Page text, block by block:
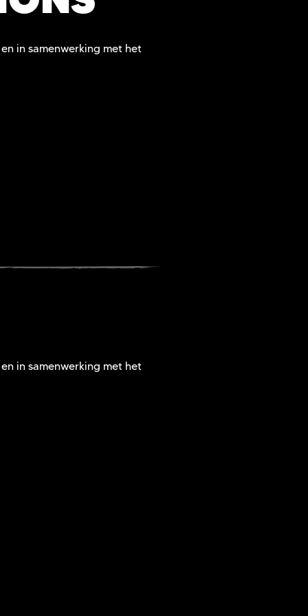
in samenwerking met het
in samenwerking met het